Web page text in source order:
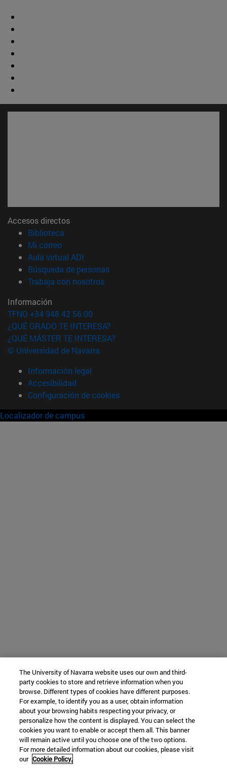
Accesos directos
Biblioteca
Mi correo(abre en nueva ventana)
Aula virtual ADI
Búsqueda de personas(abre en nueva ventana)
Trabaja con nosotros(abre en nueva ventana)
Información
TFNO +34 948 42 56 00
¿QUÉ GRADO TE INTERESA?
¿QUÉ MÁSTER TE INTERESA?
© Universidad de Navarra
Información legal
Accesibilidad
Configuración de cookies
Localizador de campus
The University of Navarra website uses our own and third-
party cookies to store and retrieve information when you
browse. Different types of cookies have different purposes.
For example, to identify you as a user, obtain information
about your browsing habits respecting your privacy, or
personalize how the content is displayed. You can select the
cookies you want to enable or accept them all. This banner
will remain active until you choose one of the two options.
For more detailed information about our cookies, please visit
our Cookie Policy.